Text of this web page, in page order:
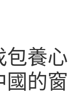
包養心
國的窗